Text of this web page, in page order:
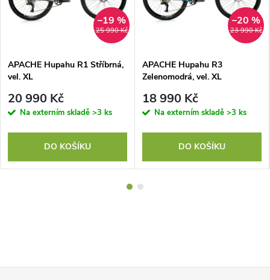
25 990 Kč
–19 %
APACHE Hupahu R1 Stříbrná,
vel. XL
20 990 Kč
Na externím skladě >3 ks
DO KOŠÍKU
23 990 Kč
–20 %
APACHE Hupahu R3
Zelenomodrá, vel. XL
18 990 Kč
Na externím skladě >3 ks
DO KOŠÍKU